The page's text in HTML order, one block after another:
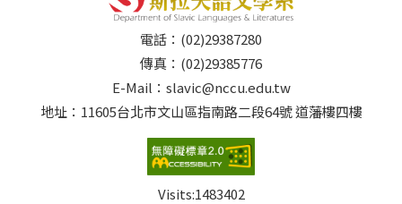
電話：(02)29387280
傳真：(02)29385776
E-Mail：slavic@nccu.edu.tw
地址：11605台北市文山區指南路二段64號 道藩樓四樓
Visits:1483402